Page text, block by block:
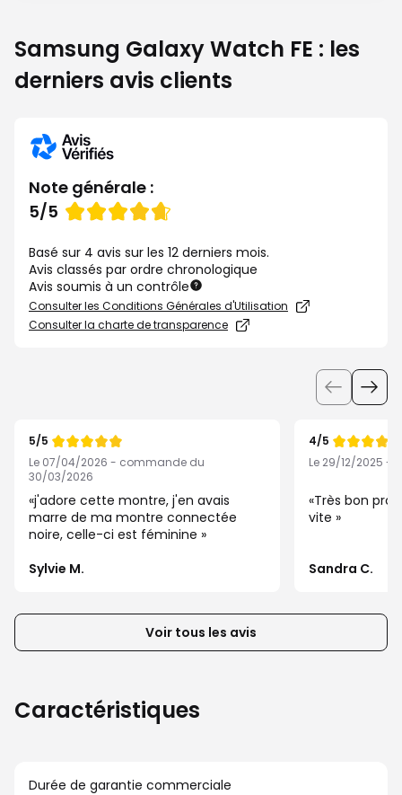
Samsung Galaxy Watch FE : les
derniers avis clients
Note générale :
Note
5/5
Basé sur 4 avis sur les 12 derniers mois.
Avis classés par ordre chronologique
Avis soumis à un contrôle
Consulter les Conditions Générales d'Utilisation
Consulter la charte de transparence
pour
afficher
éléments
suivants
ou
précédents
liste
Note
de
5/5
Le 07/04/2026 - commande du
30/03/2026
j'adore cette montre, j'en avais
marre de ma montre connectée
noire, celle-ci est féminine
Sylvie M.
Note
de
4/5
Le 29/12/2025 -
Très bon
vite
Sandra C.
Voir tous les avis
Caractéristiques
Durée de garantie commerciale